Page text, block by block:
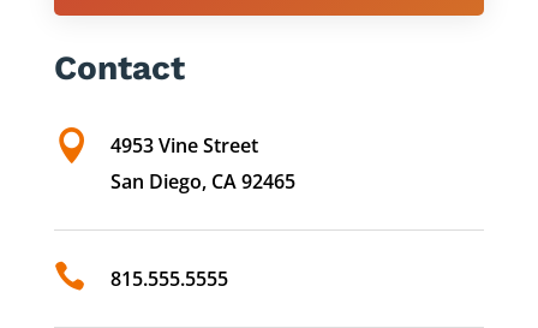
Contact

4953 Vine Street
San Diego, CA 92465
 815.555.5555